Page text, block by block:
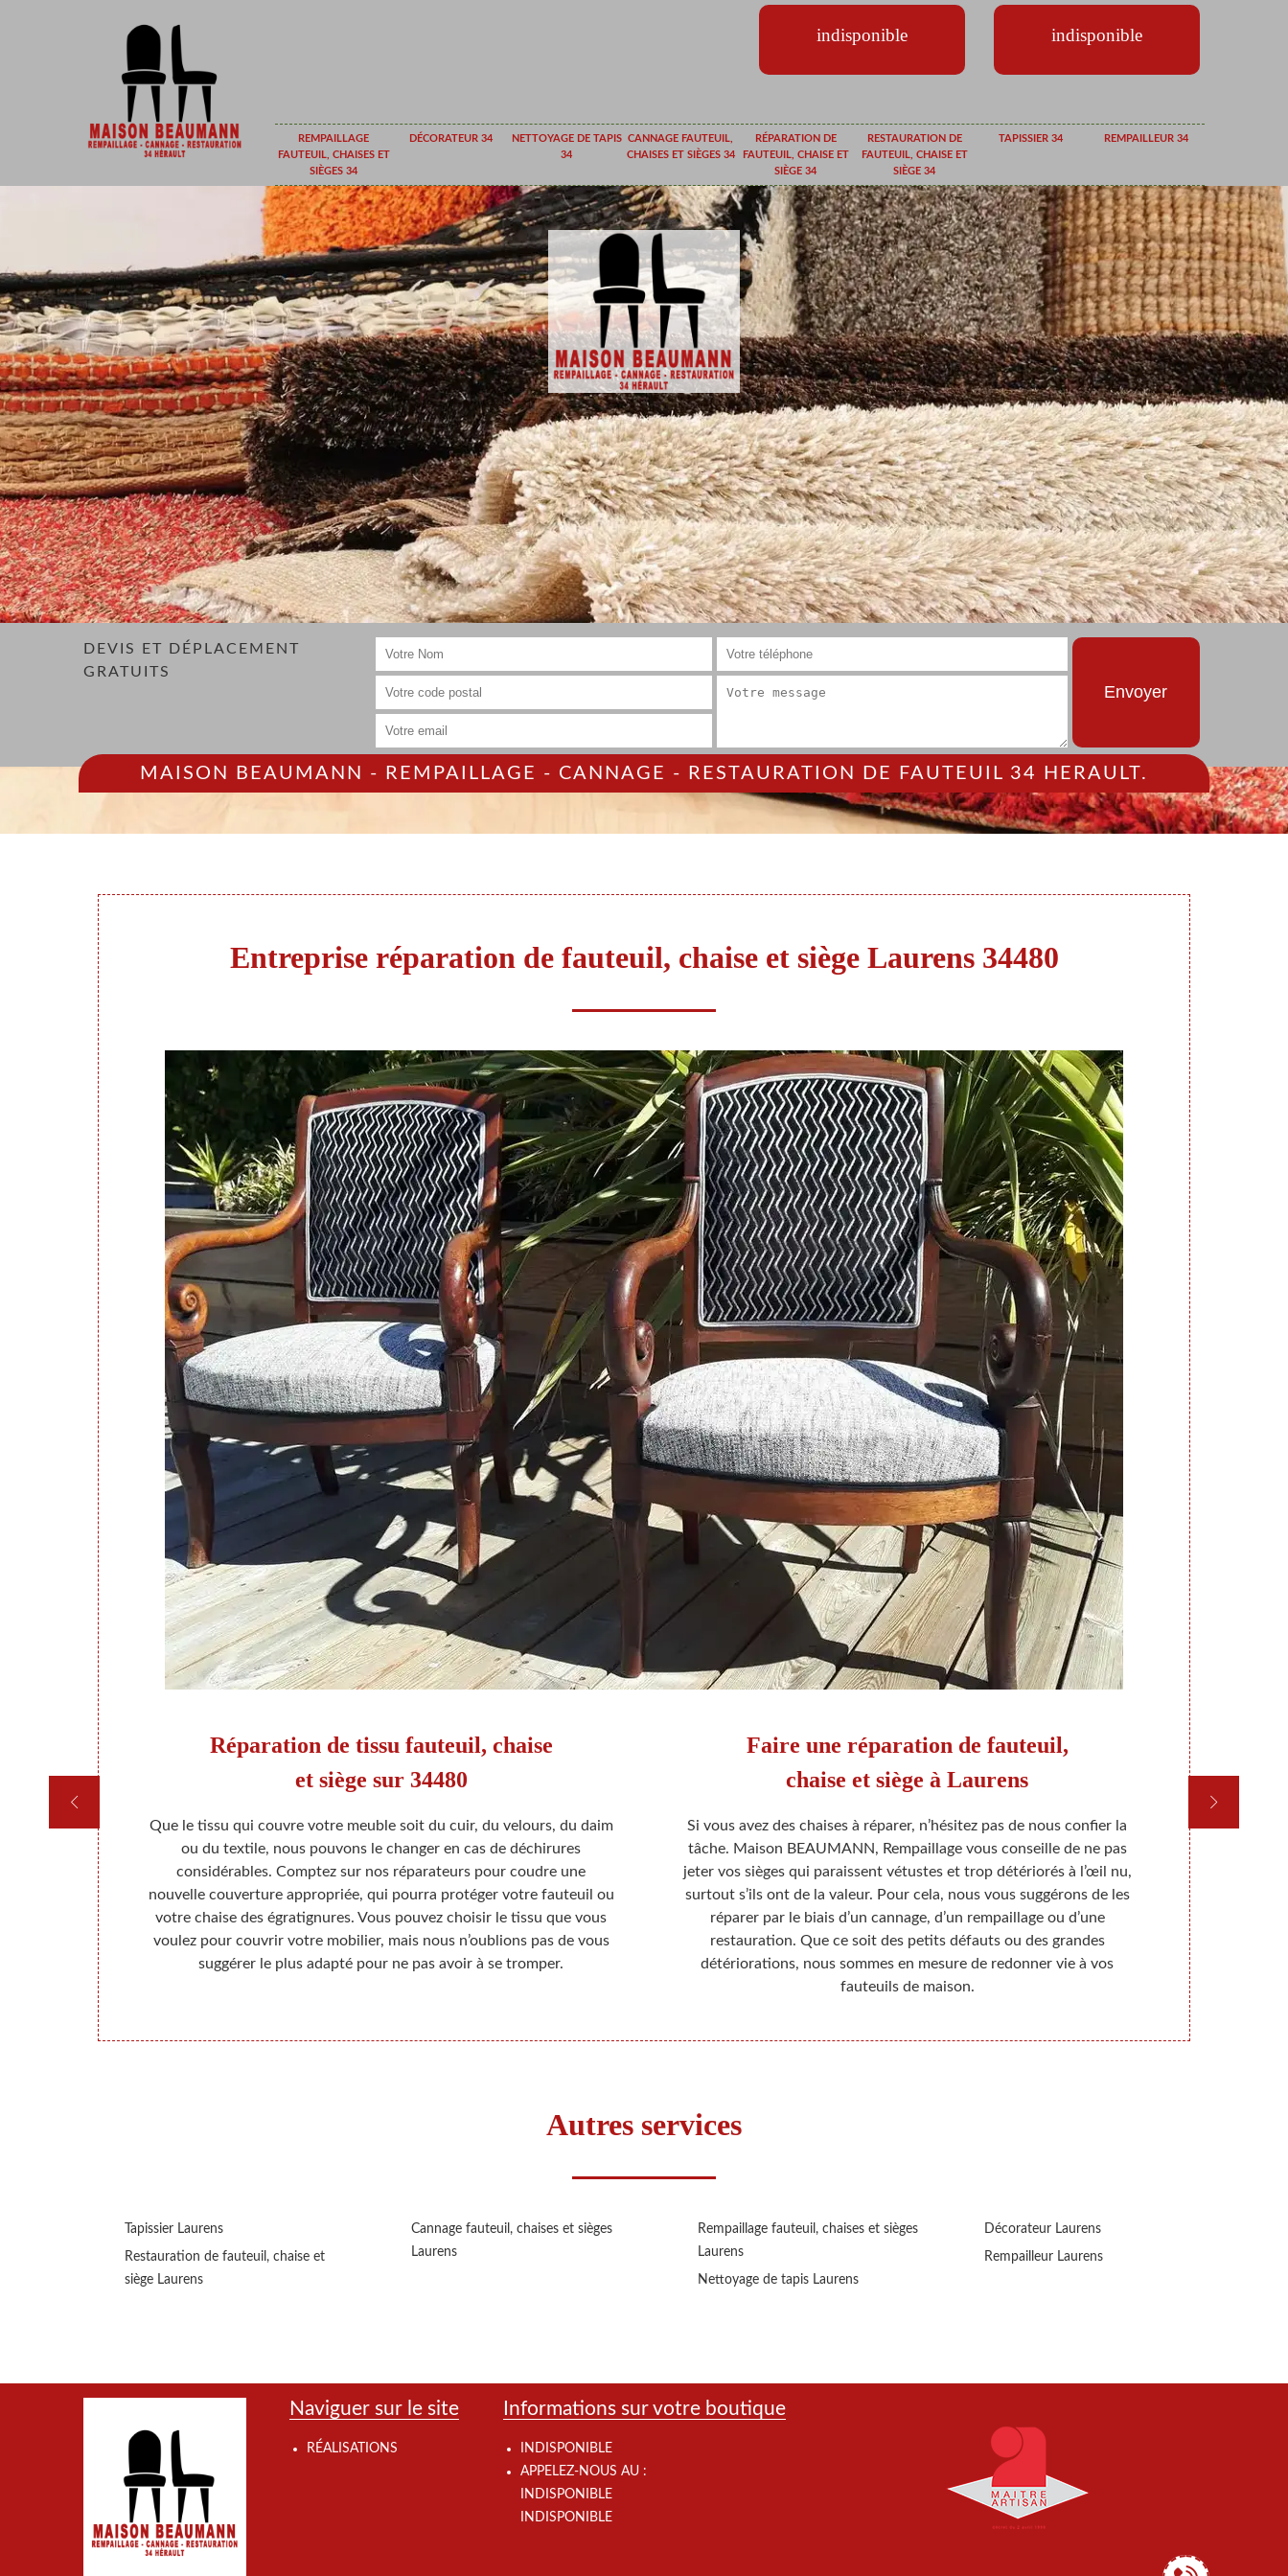
indisponible indisponible
REMPAILLAGE
FAUTEUIL, CHAISES ET
SIÈGES 34
DÉCORATEUR 34
NETTOYAGE DE TAPIS
34
CANNAGE FAUTEUIL,
CHAISES ET SIÈGES 34
RÉPARATION DE
FAUTEUIL, CHAISE ET
SIÈGE 34
RESTAURATION DE
FAUTEUIL, CHAISE ET
SIÈGE 34
TAPISSIER 34 REMPAILLEUR 34
MAISON BEAUMANN - REMPAILLAGE - CANNAGE - RESTAURATION DE FAUTEUIL 34 HERAULT.
DEVIS ET DÉPLACEMENT
GRATUITS
Entreprise réparation de fauteuil, chaise et siège Laurens 34480
pas le
Réparation de tissu fauteuil, chaise
et siège sur 34480
Que le tissu qui couvre votre meuble soit du cuir, du velours, du daim
ou du textile, nous pouvons le changer en cas de déchirures
considérables. Comptez sur nos réparateurs pour coudre une
nouvelle couverture appropriée, qui pourra protéger votre fauteuil ou
votre chaise des égratignures. Vous pouvez choisir le tissu que vous
voulez pour couvrir votre mobilier, mais nous n’oublions pas de vous
suggérer le plus adapté pour ne pas avoir à se tromper.
Faire une réparation de fauteuil,
chaise et siège à Laurens
Si vous avez des chaises à réparer, n’hésitez pas de nous confier la
tâche. Maison BEAUMANN, Rempaillage vous conseille de ne pas
jeter vos sièges qui paraissent vétustes et trop détériorés à l’œil nu,
surtout s’ils ont de la valeur. Pour cela, nous vous suggérons de les
réparer par le biais d’un cannage, d’un rempaillage ou d’une
restauration. Que ce soit des petits défauts ou des grandes
détériorations, nous sommes en mesure de redonner vie à vos
fauteuils de maison.
Si vous
Autres services
Tapissier Laurens
Restauration de fauteuil, chaise et
siège Laurens
Cannage fauteuil, chaises et sièges
Laurens
Rempaillage fauteuil, chaises et sièges
Laurens
Nettoyage de tapis Laurens
Décorateur Laurens
Rempailleur Laurens
Naviguer sur le site
RÉALISATIONS
Informations sur votre boutique
INDISPONIBLE
APPELEZ-NOUS AU :
INDISPONIBLE
INDISPONIBLE